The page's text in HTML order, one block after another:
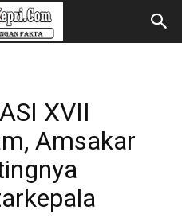
XVII
Amsakar